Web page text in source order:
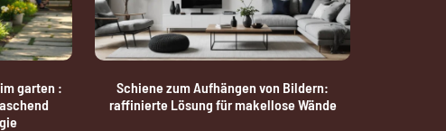
garten :
Schiene zum Aufhängen von Bildern:
raffinierte Lösung für makellose Wände